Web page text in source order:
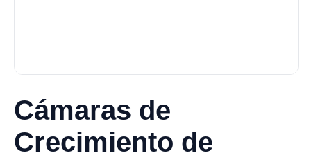
Cámaras de
Crecimiento de